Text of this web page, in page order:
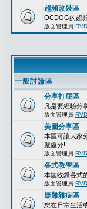
超頻改裝區
OCDOG的超
版面管理員 RVD
一般討論區
分享打屁區
凡是要經驗分
版面管理員 RVD
美圖分享區
本區可讓大家
嚴處分!
版面管理員 RVD
各式教學區
本區收錄各式
版面管理員 RVD
疑難雜症區
您在日常生活